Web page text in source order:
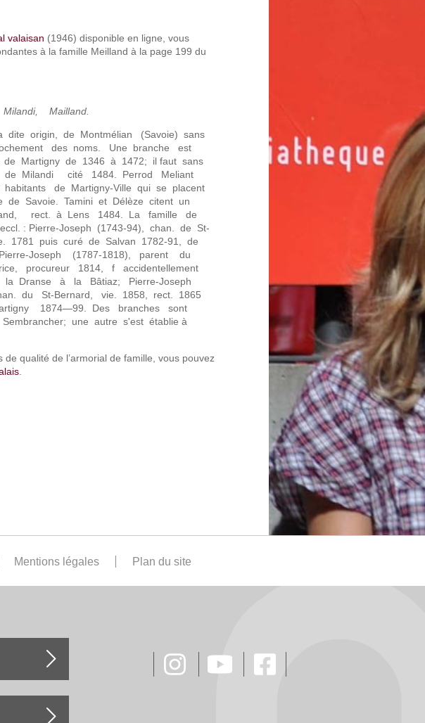
valaisan (1946) disponible en ligne, vous
à la famille Meilland à la page 199 du
Mailland.
origin, de Montmélian (Savoie) sans
des noms. Une branche est
de Martigny de 1346 à 1472; il faut sans
de Milandi cité 1484. Perrod Meliant
de Martigny-Ville qui se placent
de Savoie. Tamini et Délèze citent un
rect. à Lens 1484. La famille de
: Pierre-Joseph (1743-94), chan. de St-
1781 puis curé de Salvan 1782-91, de
Joseph (1787-1818), parent du
procureur 1814, f accidentellement
Dranse à la Bâtiaz; Pierre-Joseph
du St-Bernard, vie. 1858, rect. 1865
1874—99. Des branches sont
une autre s'est établie à
qualité de l’armorial de famille, vous pouvez
.
Mentions légales Plan du site